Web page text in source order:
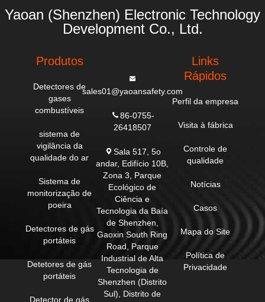
Yaoan (Shenzhen) Electronic Technology
Development Co., Ltd.
Produtos
Detectores de
gases
combustíveis
sistema de
vigilância da
qualidade do ar
Sistema de
monitorização de
poeira
Detectores de gás
portáteis
Detetores de gás
portáteis
Detector de gás
sales01@yaoansafety.com
86-0755-
26418507
Sala 517, 5o
andar, Edifício 10B,
Zona 3, Parque
Ecológico de
Ciência e
Tecnologia da Baía
de Shenzhen,
Gaoxin South Ring
Road, Parque
Industrial de Alta
Tecnologia de
Shenzhen (Distrito
Sul), Distrito de
Links
Rápidos
Perfil da empresa
Visita à fábrica
Controle de
qualidade
Notícias
Casos
Mapa do Site
Política de
Privacidade